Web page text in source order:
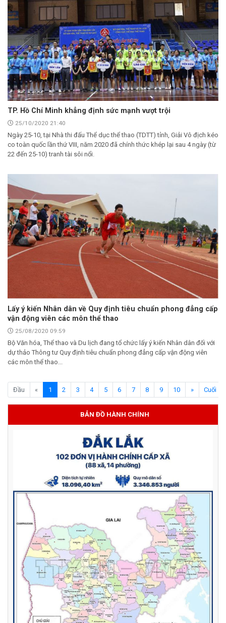
TP. Hồ Chí Minh khẳng định sức mạnh vượt trội
25/10/2020 21:40
Ngày 25-10, tại Nhà thi đấu Thể dục thể thao (TDTT) tỉnh, Giải Vô địch kéo
co toàn quốc lần thứ VIII, năm 2020 đã chính thức khép lại sau 4 ngày (từ
22 đến 25-10) tranh tài sôi nổi.
Lấy ý kiến Nhân dân về Quy định tiêu chuẩn phong đẳng cấp
vận động viên các môn thể thao
25/08/2020 09:59
Bộ Văn hóa, Thể thao và Du lịch đang tổ chức lấy ý kiến Nhân dân đối với
dự thảo Thông tư Quy định tiêu chuẩn phong đẳng cấp vận động viên
các môn thể thao...
Đầu « 1 (current)
2 3 4 5 6 7 8 9 10 » Cuối
BẢN ĐỒ HÀNH CHÍNH